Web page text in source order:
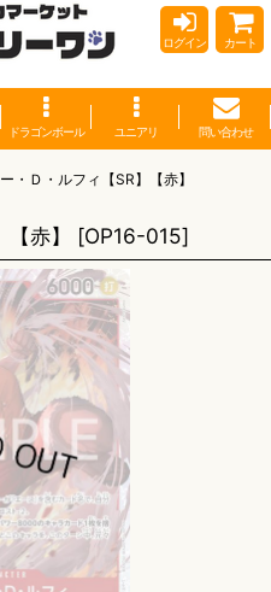
ログイン カート
ドラゴンボール ユニアリ 問い合わせ
・Ｄ・ルフィ【SR】【赤】
赤】 [OP16-015]